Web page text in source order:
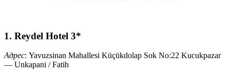
1. Reydel Hotel 3*
Адрес: Yavuzsinan Mahallesi Küçükdolap Sok No:22 Kucukpazar
— Unkapani / Fatih